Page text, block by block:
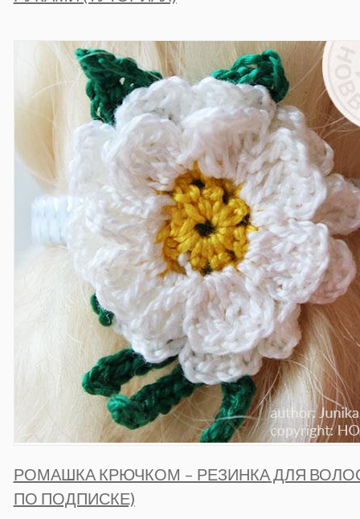
РОМАШКА КРЮЧКОМ – РЕЗИНКА ДЛЯ
ПО ПОДПИСКЕ)